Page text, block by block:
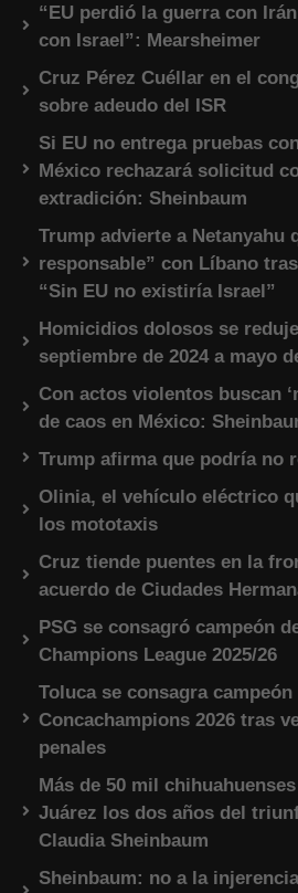
“EU perdió la guerra con
con Israel”: Mearsheimer
Cruz Pérez Cuéllar en el
sobre adeudo del ISR
Si EU no entrega pruebas
México rechazará solicitud
extradición: Sheinbaum
Trump advierte a Netanyahu
responsable” con Líbano
“Sin EU no existiría Israel”
Homicidios dolosos se
septiembre de 2024 a mayo
Con actos violentos buscan
de caos en México:
Trump afirma que podría no
Olinia, el vehículo eléctrico
los mototaxis
Cruz tiende puentes en la
acuerdo de Ciudades
PSG se consagró campeón
Champions League 2025/26
Toluca se consagra campeón
Concachampions 2026 tras
penales
Más de 50 mil
Juárez los dos años del
Claudia Sheinbaum
Sheinbaum: no a la